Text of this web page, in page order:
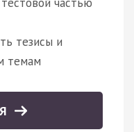
тезисы и
темам